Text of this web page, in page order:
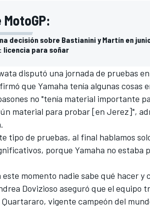
decisión sobre Bastianini y Martín en
licencia para soñar
disputó una jornada de pruebas
que Yamaha tenía algunas cosas
no "tenía material importante
material para probar [en Jerez]",
tipo de pruebas, al final hablamos
porque Yamaha no estaba
momento nadie sabe qué hacer y
Dovizioso aseguró que el equipo
vigente campeón del